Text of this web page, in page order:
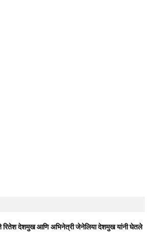
रितेश देशमुख आणि अभिनेत्री जेनेलिया देशमुख यांनी घेतले